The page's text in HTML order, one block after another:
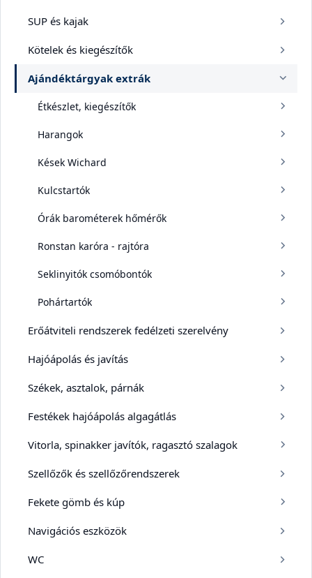
SUP és kajak
Kötelek és kiegészítők
Ajándéktárgyak extrák
Étkészlet, kiegészítők
Harangok
Kések Wichard
Kulcstartók
Órák barométerek hőmérők
Ronstan karóra - rajtóra
Seklinyitók csomóbontók
Pohártartók
Erőátviteli rendszerek fedélzeti szerelvény
Hajóápolás és javítás
Székek, asztalok, párnák
Festékek hajóápolás algagátlás
Vitorla, spinakker javítók, ragasztó szalagok
Szellőzők és szellőzőrendszerek
Fekete gömb és kúp
Navigációs eszközök
WC